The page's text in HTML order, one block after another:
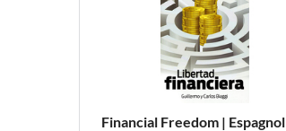
Financial Freedom | Espagnol